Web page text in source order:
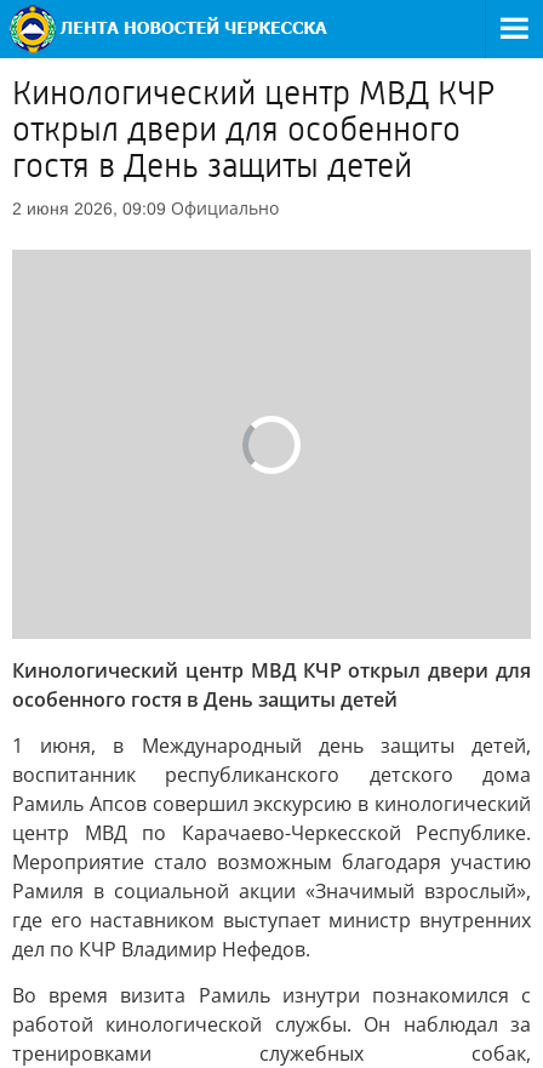
Кинологический центр МВД КЧР
открыл двери для особенного
гостя в День защиты детей
2 июня 2026, 09:09 Официально
Кинологический центр МВД КЧР открыл двери для
особенного гостя в День защиты детей
1 июня, в Международный день защиты детей,
воспитанник республиканского детского дома
Рамиль Апсов совершил экскурсию в кинологический
центр МВД по Карачаево-Черкесской Республике.
Мероприятие стало возможным благодаря участию
Рамиля в социальной акции «Значимый взрослый»,
где его наставником выступает министр внутренних
дел по КЧР Владимир Нефедов.
Во время визита Рамиль изнутри познакомился с
работой кинологической службы. Он наблюдал за
тренировками служебных собак,